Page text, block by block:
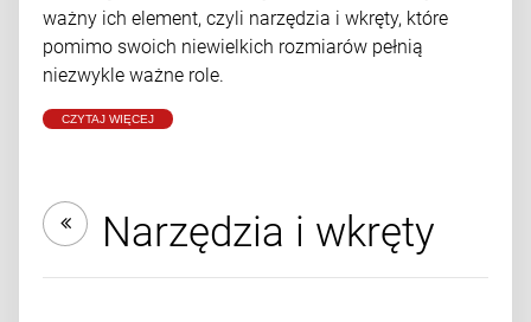
ważny ich element, czyli narzędzia i wkręty, które
pomimo swoich niewielkich rozmiarów pełnią
niezwykle ważne role.
CZYTAJ WIĘCEJ
Narzędzia i wkręty